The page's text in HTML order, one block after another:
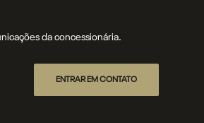
da concessionária.
ENTRAR EM CONTATO